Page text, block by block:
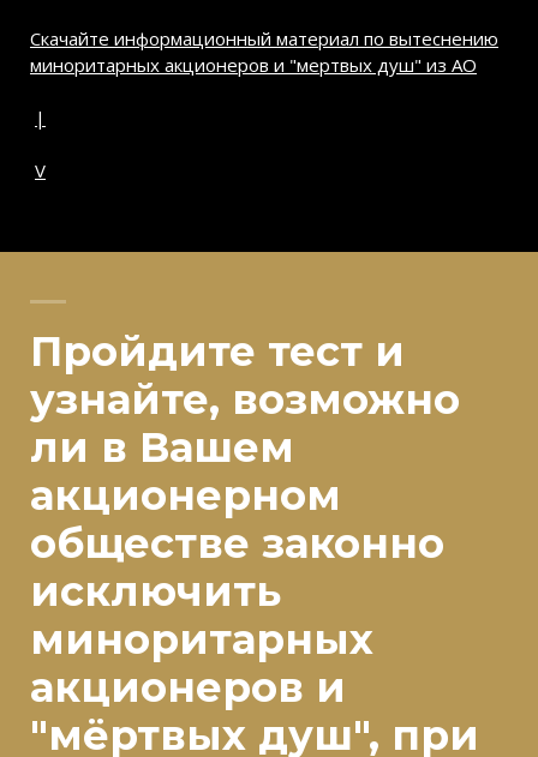
Скачайте информационный материал по вытеснению
миноритарных акционеров и "мертвых душ" из АО
|
V
Пройдите тест и
узнайте, возможно
ли в Вашем
акционерном
обществе законно
исключить
миноритарных
акционеров и
"мёртвых душ", при